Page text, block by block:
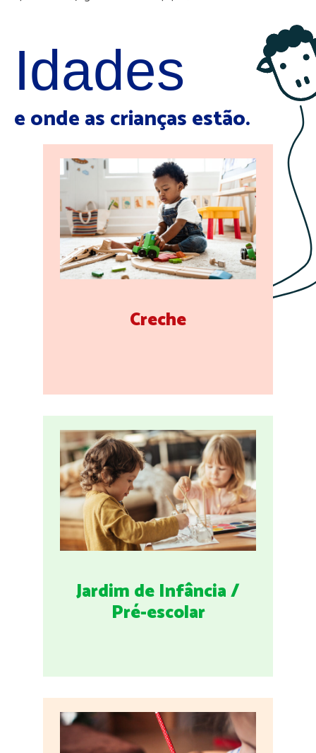
Idades
e onde as crianças estão.
Creche
Jardim de Infância /
Pré-escolar